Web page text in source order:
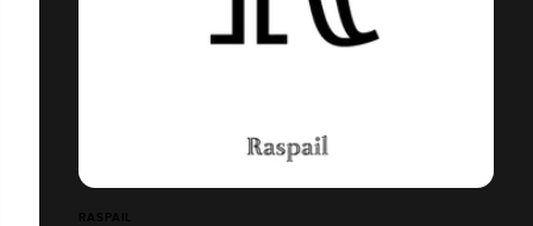
RASPAIL